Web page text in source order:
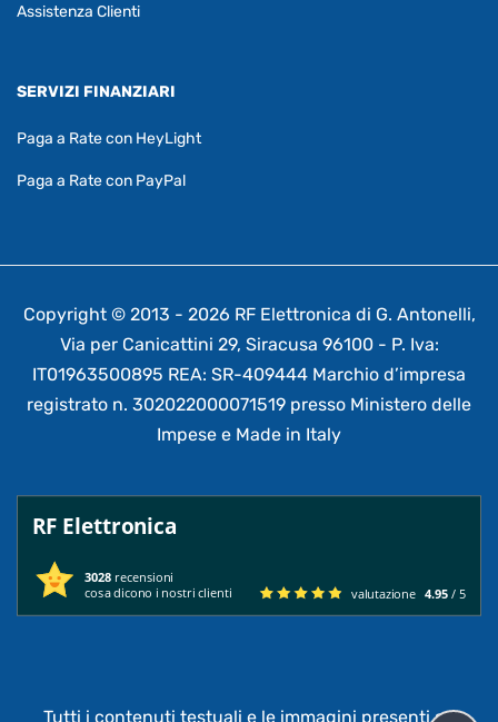
Assistenza Clienti
SERVIZI FINANZIARI
Paga a Rate con HeyLight
Paga a Rate con PayPal
Copyright © 2013 - 2026 RF Elettronica di G. Antonelli,
Via per Canicattini 29, Siracusa 96100 - P. Iva:
IT01963500895 REA: SR-409444 Marchio d’impresa
registrato n. 302022000071519 presso Ministero delle
Impese e Made in Italy
RF Elettronica
3028 recensioni
cosa dicono i nostri clienti
valutazione 4.95 / 5
Tutti i contenuti testuali e le immagini presenti su